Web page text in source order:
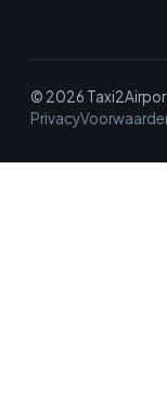
© 2026
Privacy